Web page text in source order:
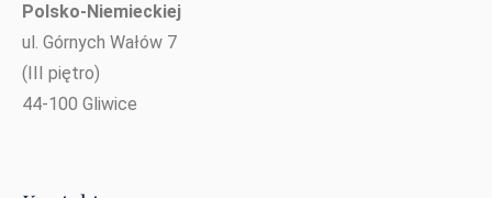
Polsko-Niemieckiej
ul. Górnych Wałów 7
(III piętro)
44-100 Gliwice